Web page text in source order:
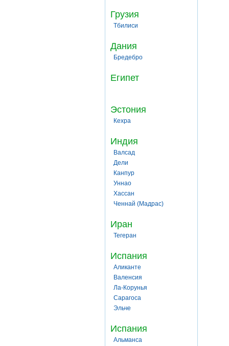
Грузия
Тбилиси
Дания
Бредебро
Египет
Эстония
Кехра
Индия
Валсад
Дели
Канпур
Уннао
Хассан
Ченнай (Мадрас)
Иран
Тегеран
Испания
Аликанте
Валенсия
Ла-Корунья
Сарагоса
Эльче
Испания
Альманса